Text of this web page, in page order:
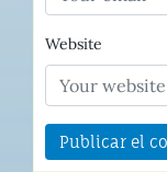
Website